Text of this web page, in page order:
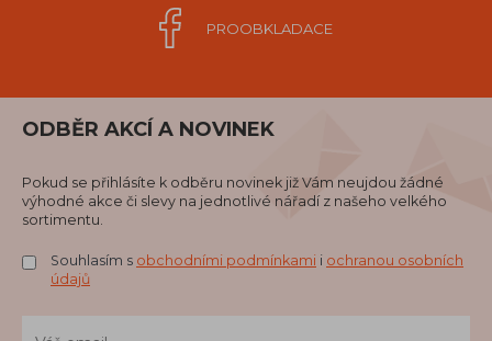
PROOBKLADACE
ODBĚR AKCÍ A NOVINEK
Pokud se přihlásíte k odběru novinek již Vám neujdou žádné
výhodné akce či slevy na jednotlivé nářadí z našeho velkého
sortimentu.
Souhlasím s obchodními podmínkami i ochranou osobních
údajů